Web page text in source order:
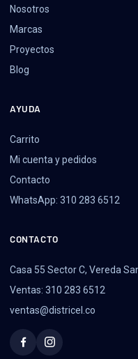
Nosotros
Marcas
Proyectos
Blog
AYUDA
Carrito
Mi cuenta y pedidos
Contacto
WhatsApp: 310 283 6512
CONTACTO
Casa 55 Sector C, Vereda
Ventas: 310 283 6512
ventas@districel.co